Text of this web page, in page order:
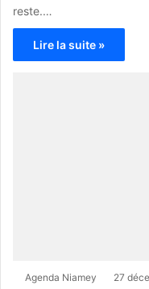
reste.…
Lire la suite »
Agenda Niamey 27